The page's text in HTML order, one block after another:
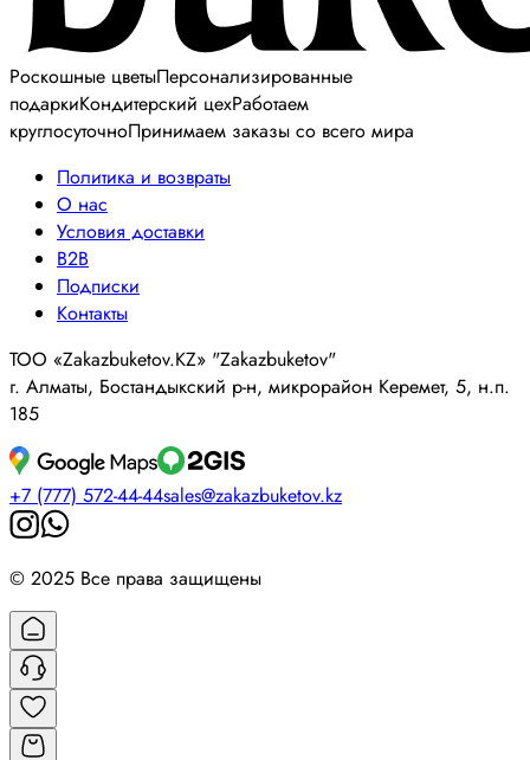
Роскошные цветыПерсонализированные
подаркиКондитерский цехРаботаем
круглосуточноПринимаем заказы со всего мира
Политика и возвраты
О нас
Условия доставки
B2B
Подписки
Контакты
ТОО «Zakazbuketov.KZ» "Zakazbuketov"
г. Алматы, Бостандыкский р-н, микрорайон Керемет, 5, н.п.
185
+7 (777) 572-44-44sales@zakazbuketov.kz
© 2025 Все права защищены